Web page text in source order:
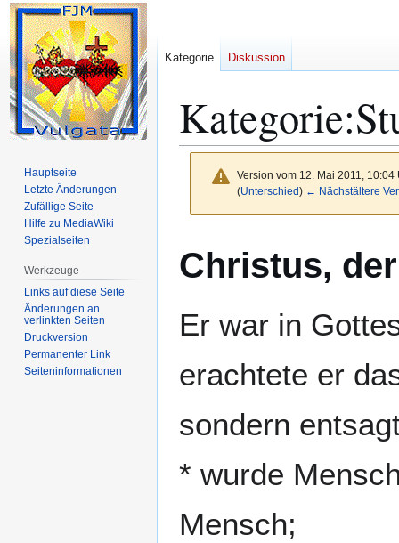
Kategorie:
Version vom 12. Mai 2011,
(Unterschied) ← Nächstältere
Navigation
springen
Suche
springen
Christus,
Er war in
erachtete er
sondern
* wurde
Mensch;
Kategorie Diskussion
Hauptseite
Letzte Änderungen
Zufällige Seite
Hilfe zu MediaWiki
Spezialseiten
Werkzeuge
Links auf diese Seite
Änderungen an
verlinkten Seiten
Druckversion
Permanenter Link
Seiten­­informationen